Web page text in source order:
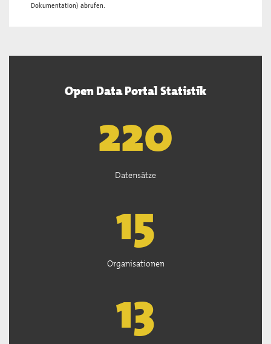
Dokumentation) abrufen.
Open Data Portal Statistik
221
Datensätze
15
Organisationen
13